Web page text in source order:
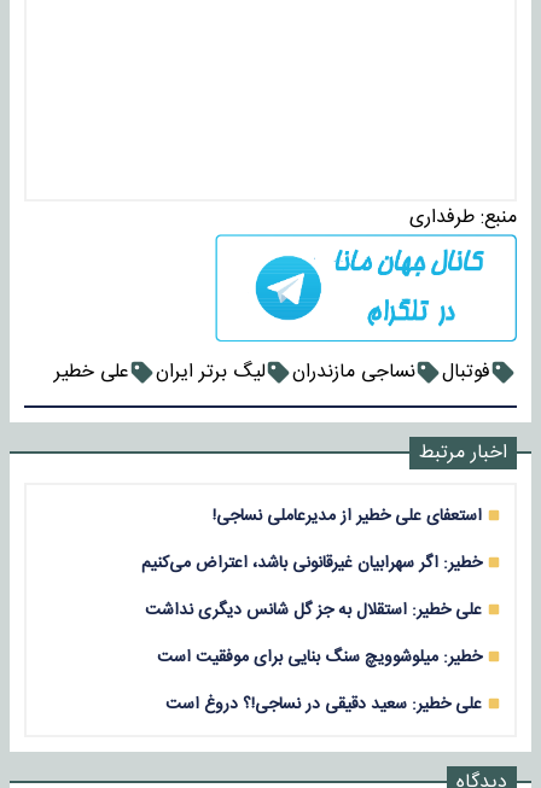
منبع:طرفداری
فوتبال نساجی مازندران لیگ برتر ایران علی خطیر
اخبار مرتبط
استعفای علی خطیر از مدیرعاملی نساجی!
خطیر: اگر سهرابیان غیرقانونی باشد، اعتراض می‌کنیم
علی خطیر: استقلال به جز گل شانس دیگری نداشت
خطیر: میلوشوویچ سنگ‌ بنایی برای موفقیت است
علی خطیر: سعید دقیقی در نساجی!؟ دروغ است